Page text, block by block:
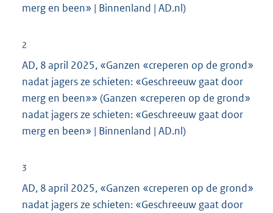
merg en been» | Binnenland | AD.nl)
2
AD, 8 april 2025, «Ganzen «creperen op de grond»
nadat jagers ze schieten: «Geschreeuw gaat door
merg en been»» (Ganzen «creperen op de grond»
nadat jagers ze schieten: «Geschreeuw gaat door
merg en been» | Binnenland | AD.nl)
3
AD, 8 april 2025, «Ganzen «creperen op de grond»
nadat jagers ze schieten: «Geschreeuw gaat door